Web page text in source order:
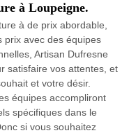
à Loupeigne.
à de prix abordable,
prix avec des équipes
Artisan Dufresne
satisfaire vos attentes, et
et votre désir.
équipes accompliront
spécifiques dans le
si vous souhaitez